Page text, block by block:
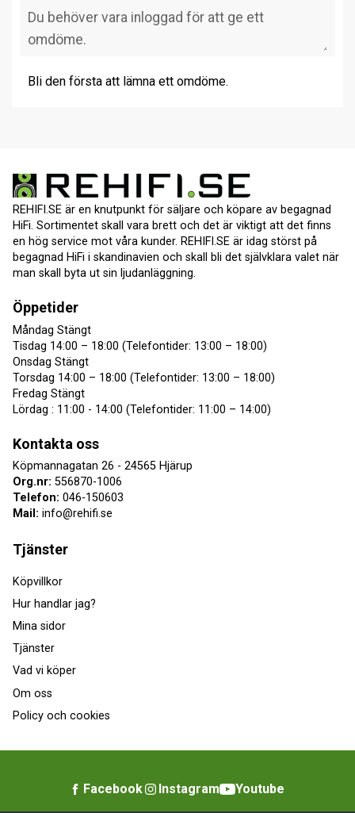
Bli den första att lämna ett omdöme.
REHIFI.SE är en knutpunkt för säljare och köpare av begagnad
HiFi. Sortimentet skall vara brett och det är viktigt att det finns
en hög service mot våra kunder. REHIFI.SE är idag störst på
begagnad HiFi i skandinavien och skall bli det självklara valet när
man skall byta ut sin ljudanläggning.
Öppetider
Måndag Stängt
Tisdag 14:00 – 18:00 (Telefontider: 13:00 – 18:00)
Onsdag Stängt
Torsdag 14:00 – 18:00 (Telefontider: 13:00 – 18:00)
Fredag Stängt
Lördag : 11:00 - 14:00 (Telefontider: 11:00 – 14:00)
Kontakta oss
Köpmannagatan 26 - 24565 Hjärup
Org.nr: 556870-1006
Telefon: 046-150603
Mail: info@rehifi.se
Tjänster
Köpvillkor
Hur handlar jag?
Mina sidor
Tjänster
Vad vi köper
Om oss
Policy och cookies
Facebook Instagram Youtube